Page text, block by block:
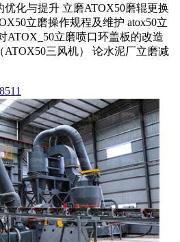
化与提升 立磨ATOX50磨辊更换
立磨操作规程及维护 atox50立
ATOX_50立磨喷口环盖板的改造
ATOX50三风机） 论水泥厂立磨减